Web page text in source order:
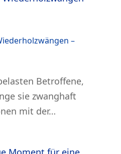
–
Betroffene,
sie zwanghaft
mit der…